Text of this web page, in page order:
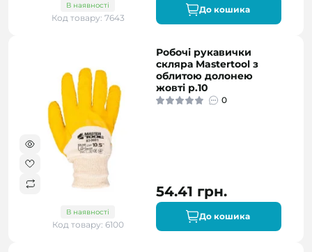
В наявності
Код товару: 7643
До кошика
В наявності
Код товару: 6100
Робочі рукавички
скляра Mastertool з
облитою долонею
жовті р.10
0
54.41 грн.
До кошика